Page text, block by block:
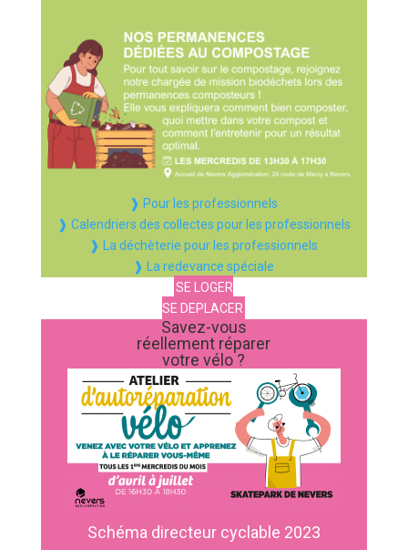
❱ Pour les professionnels
❱ Calendriers des collectes pour les professionnels
❱ La déchèterie pour les professionnels
❱ La redevance spéciale
SE LOGER
SE DEPLACER
Savez-vous
réellement réparer
votre vélo ?
Schéma directeur cyclable 2023